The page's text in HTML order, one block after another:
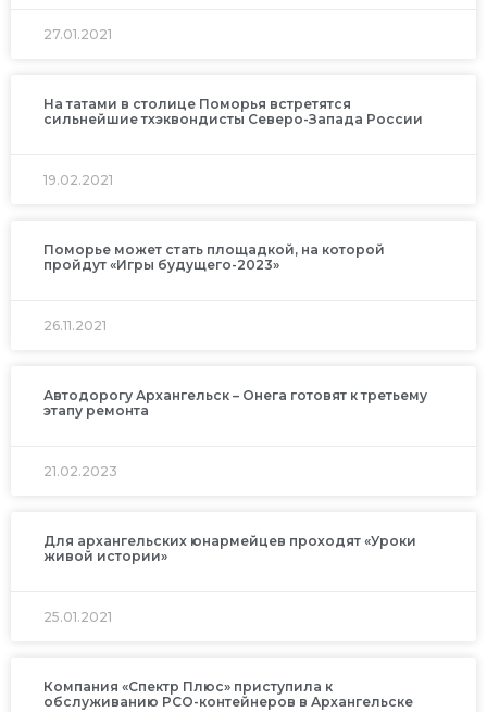
27.01.2021
На татами в столице Поморья встретятся
сильнейшие тхэквондисты Северо-Запада России
19.02.2021
Поморье может стать площадкой, на которой
пройдут «Игры будущего-2023»
26.11.2021
Автодорогу Архангельск – Онега готовят к третьему
этапу ремонта
21.02.2023
Для архангельских юнармейцев проходят «Уроки
живой истории»
25.01.2021
Компания «Спектр Плюс» приступила к
обслуживанию РСО-контейнеров в Архангельске